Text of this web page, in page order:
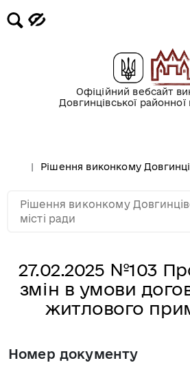
Офіційний вебсайт
Довгинцівської районної
Рішення виконкому
27.02.2025 №103
змін в умови
житлового
Номер документу
Рішення виконкому
місті ради
2017 рік
2015 рік
2013 рік
2012 рік